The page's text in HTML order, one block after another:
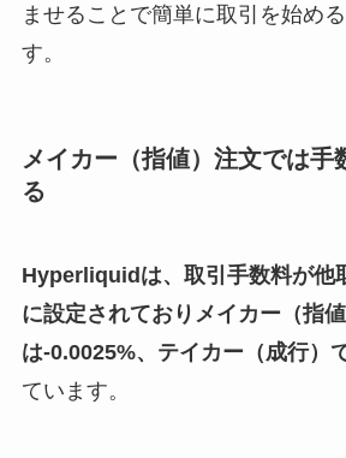
ませることで簡単に取引を始め
す。
メイカー（指値）注文では手
る
Hyperliquidは、取引手数料が他
に設定されておりメイカー（指
は-0.0025%、テイカー（成行）
ています。